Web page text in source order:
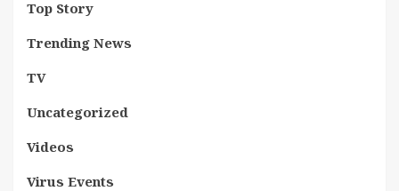
Top Story
Trending News
TV
Uncategorized
Videos
Virus Events